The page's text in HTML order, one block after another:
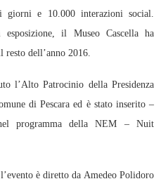
e 10.000 interazioni social.
il Museo Cascella ha
dell’anno 2016.
l’Alto Patrocinio della Presidenza
di Pescara ed è stato inserito –
programma della NEM – Nuit
è diretto da Amedeo Polidoro